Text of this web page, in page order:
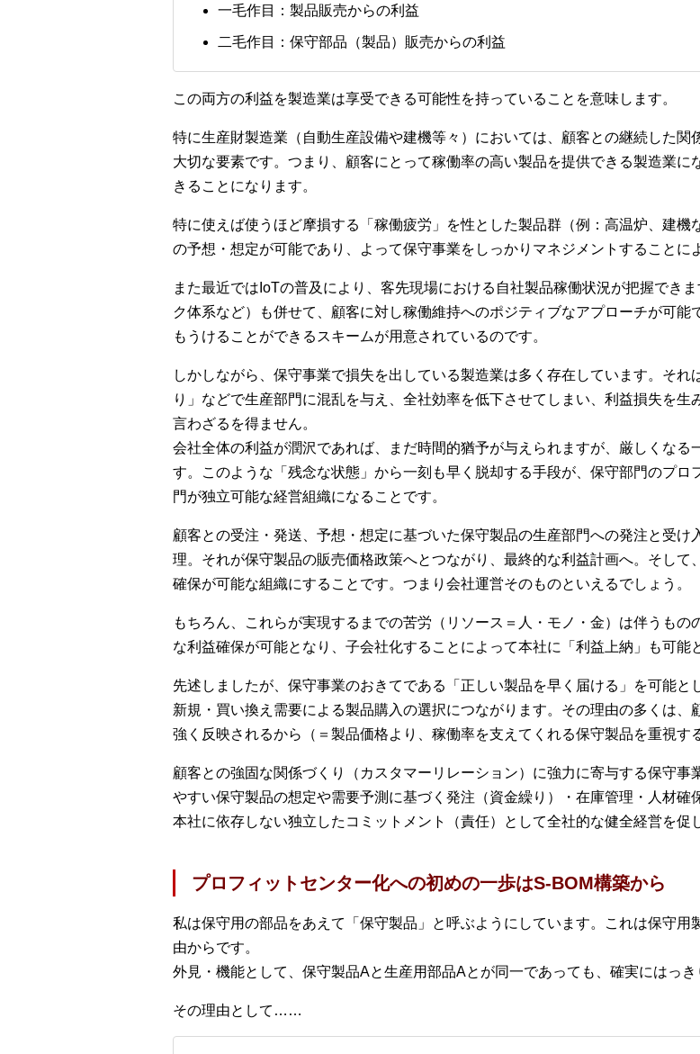
一毛作目：製品販売からの利益
二毛作目：保守部品（製品）販売からの利益
この両方の利益を製造業は享受できる可能性を持っていることを意味します。
特に生産財製造業（自動生産設備や建機等々）においては、顧客との継続した
大切な要素です。つまり、顧客にとって稼働率の高い製品を提供できる製造業
きることになります。
特に使えば使うほど摩損する「稼働疲労」を性とした製品群（例：高温炉、建
の予想・想定が可能であり、よって保守事業をしっかりマネジメントすることに
また最近ではIoTの普及により、客先現場における自社製品稼働状況が把握でき
ク体系など）も併せて、顧客に対し稼働維持へのポジティブなアプローチが可
もうけることができるスキームが用意されているのです。
しかしながら、保守事業で損失を出している製造業は多く存在しています。そ
り」などで生産部門に混乱を与え、全社効率を低下させてしまい、利益損失を
言わざるを得ません。
会社全体の利益が潤沢であれば、まだ時間的猶予が与えられますが、厳しくな
す。このような「残念な状態」から一刻も早く脱却する手段が、保守部門のプ
門が独立可能な経営組織になることです。
顧客との受注・発送、予想・想定に基づいた保守製品の生産部門への発注と受
理。それが保守製品の販売価格政策へとつながり、最終的な利益計画へ。そし
確保が可能な組織にすることです。つまり会社運営そのものといえるでしょう。
もちろん、これらが実現するまでの苦労（リソース＝人・モノ・金）は伴うも
な利益確保が可能となり、子会社化することによって本社に「利益上納」も可能
先述しましたが、保守事業のおきてである「正しい製品を早く届ける」を可能
新規・買い換え需要による製品購入の選択につながります。その理由の多くは
強く反映されるから（＝製品価格より、稼働率を支えてくれる保守製品を重視す
顧客との強固な関係づくり（カスタマーリレーション）に強力に寄与する保守
やすい保守製品の想定や需要予測に基づく発注（資金繰り）・在庫管理・人材
本社に依存しない独立したコミットメント（責任）として全社的な健全経営を促
プロフィットセンター化への初めの一歩はS-BOM構築から
私は保守用の部品をあえて「保守製品」と呼ぶようにしています。これは保守
由からです。
外見・機能として、保守製品Aと生産用部品Aとが同一であっても、確実にはっき
その理由として……